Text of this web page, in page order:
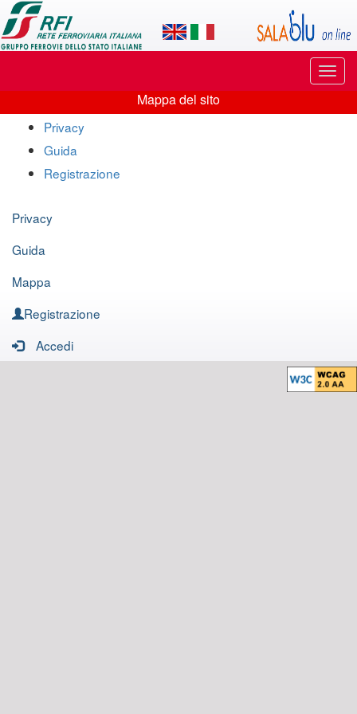
Applicazione
SalaBlu
Online
di
Rete
Ferroviaria
Italiana
di
Mappa
sito
Mappa del sito
Privacy
Guida
Registrazione
Privacy
Guida
Mappa
Registrazione
Accedi